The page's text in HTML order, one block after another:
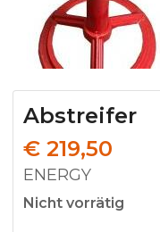
Abstreifer
€ 219,50
ENERGY
Nicht vorrätig